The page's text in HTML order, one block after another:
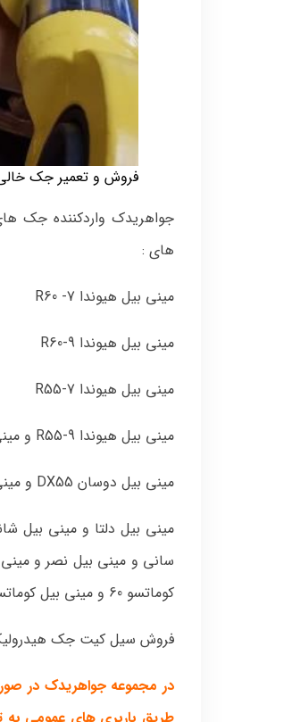
فروش و تعمیر جک
جواهریدک واردکننده جک
های :
مینی بیل هیوندا R60 -7
مینی بیل هیوندا R60-9
مینی بیل هیوندا R55-7
مینی بیل هیوندا R55-9 و مینی بیل دوسان DX60
مینی بیل دوسان DX55 و مینی بیل دوسان DX63 و مینی بیل دوسان DX70
مینی بیل دلتا و مینی بیل
کوماتسو 60 و مینی بیل کوماتسو 55
فروش سیل کیت جک
در مجموعه جواهریدک در